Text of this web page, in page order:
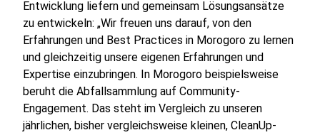
Entwicklung liefern und gemeinsam Lösungsansätze
zu entwickeln: „Wir freuen uns darauf, von den
Erfahrungen und Best Practices in Morogoro zu lernen
und gleichzeitig unsere eigenen Erfahrungen und
Expertise einzubringen. In Morogoro beispielsweise
beruht die Abfallsammlung auf Community-
Engagement. Das steht im Vergleich zu unseren
jährlichen, bisher vergleichsweise kleinen, CleanUp-